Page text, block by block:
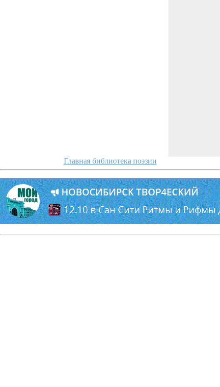
Главная библиотека поэзии